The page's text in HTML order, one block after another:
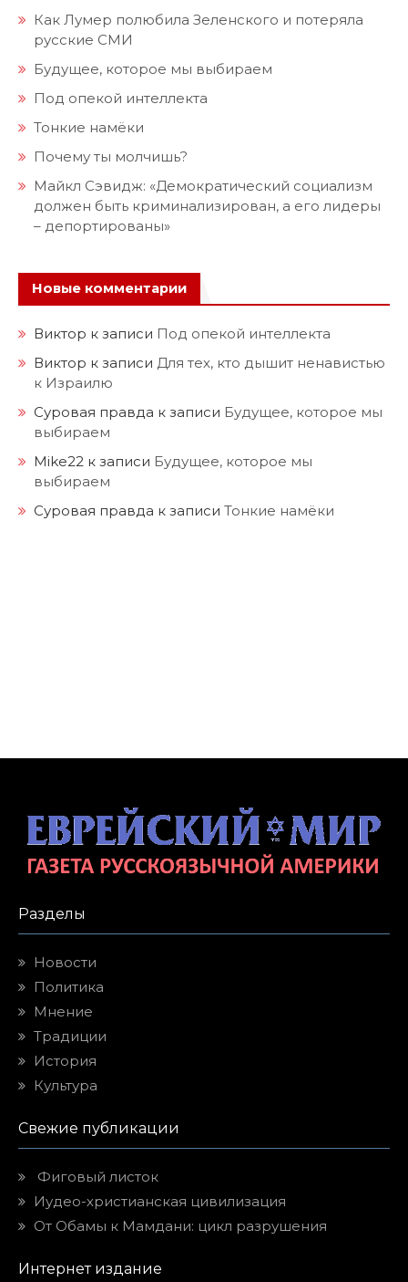
Как Лумер полюбила Зеленского и потеряла
русские СМИ
Будущее, которое мы выбираем
Под опекой интеллекта
Тонкие намёки
Почему ты молчишь?
Майкл Сэвидж: «Демократический социализм
должен быть криминализирован, а его лидеры
– депортированы»
Новые комментарии
Виктор к записи Под опекой интеллекта
Виктор к записи Для тех, кто дышит ненавистью
к Израилю
Суровая правда к записи Будущее, которое мы
выбираем
Mike22 к записи Будущее, которое мы
выбираем
Суровая правда к записи Тонкие намёки
Разделы
Новости
Политика
Мнение
Традиции
История
Культура
Свежие публикации
Фиговый листок
Иудео-христианская цивилизация
От Обамы к Мамдани: цикл разрушения
Интернет издание